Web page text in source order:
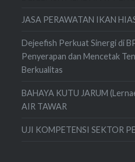
JASA PERAWATAN IKAN
Dejeefish Perkuat Sinergi di
Penyerapan dan Mencetak
Berkualitas
BAHAYA KUTU JARUM
AIR TAWAR
UJI KOMPETENSI SEKTOR